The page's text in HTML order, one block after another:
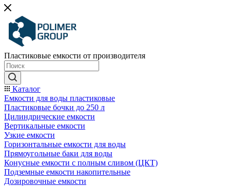
Пластиковые емкости от производителя
Каталог
Емкости для воды пластиковые
Пластиковые бочки до 250 л
Цилиндрические емкости
Вертикальные емкости
Узкие емкости
Горизонтальные емкости для воды
Прямоугольные баки для воды
Конусные емкости с полным сливом (ЦКТ)
Подземные емкости накопительные
Дозировочные емкости